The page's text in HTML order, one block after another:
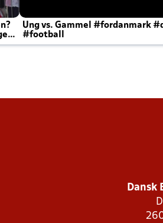
Ung vs. Gammel #fordanmark
#football
Dansk